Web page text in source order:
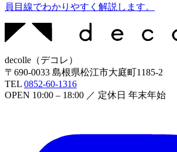
員目線でわかりやすく解説します。
decolle （デコレ ）
〒 690-0033 島根県松江市大庭町1185-2
TEL 0852-60-1316
OPEN 10:00 – 18:00 ／ 定休日 年末年始